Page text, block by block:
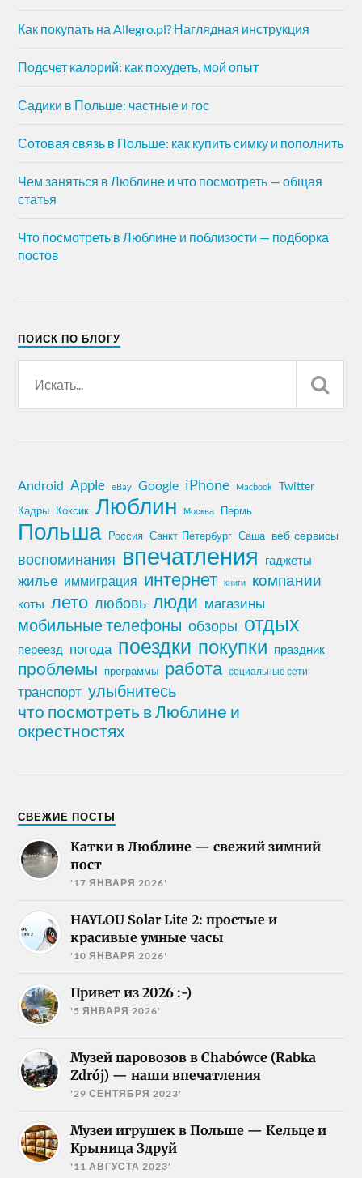
Как покупать на Allegro.pl? Наглядная инструкция
Подсчет калорий: как похудеть, мой опыт
Садики в Польше: частные и гос
Сотовая связь в Польше: как купить симку и пополнить
Чем заняться в Люблине и что посмотреть — общая
статья
Что посмотреть в Люблине и поблизости — подборка
постов
ПОИСК ПО БЛОГУ
Android Apple eBay Google iPhone Macbook Twitter
Кадры Коксик Люблин Москва Пермь
Польша Россия Санкт-Петербург Саша веб-сервисы
воспоминания впечатления гаджеты
жилье иммиграция интернет книги компании
коты лето любовь люди магазины
мобильные телефоны обзоры отдых
переезд погода поездки покупки праздник
проблемы программы работа социальные сети
транспорт улыбнитесь
что посмотреть в Люблине и
окрестностях
СВЕЖИЕ ПОСТЫ
Катки в Люблине — свежий зимний
пост
'17 ЯНВАРЯ 2026'
HAYLOU Solar Lite 2: простые и
красивые умные часы
'10 ЯНВАРЯ 2026'
Привет из 2026 :-)
'5 ЯНВАРЯ 2026'
Музей паровозов в Chabówce (Rabka
Zdrój) — наши впечатления
'29 СЕНТЯБРЯ 2023'
Музеи игрушек в Польше — Кельце и
Крыница Здруй
'11 АВГУСТА 2023'